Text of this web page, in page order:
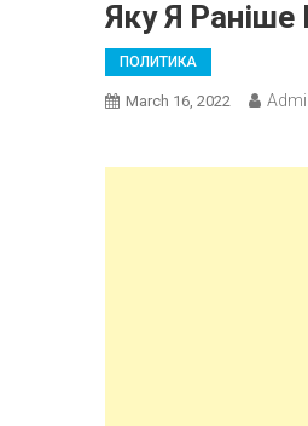
Яку Я
ПОЛИТИКА
March 16, 2022